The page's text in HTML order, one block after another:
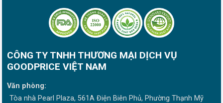
CÔNG TY TNHH THƯƠNG MẠI DỊCH VỤ
GOODPRICE VIỆT NAM
Văn phòng:
Tòa nhà Pearl Plaza, 561A Điện Biên Phủ, Phường Thạnh Mỹ